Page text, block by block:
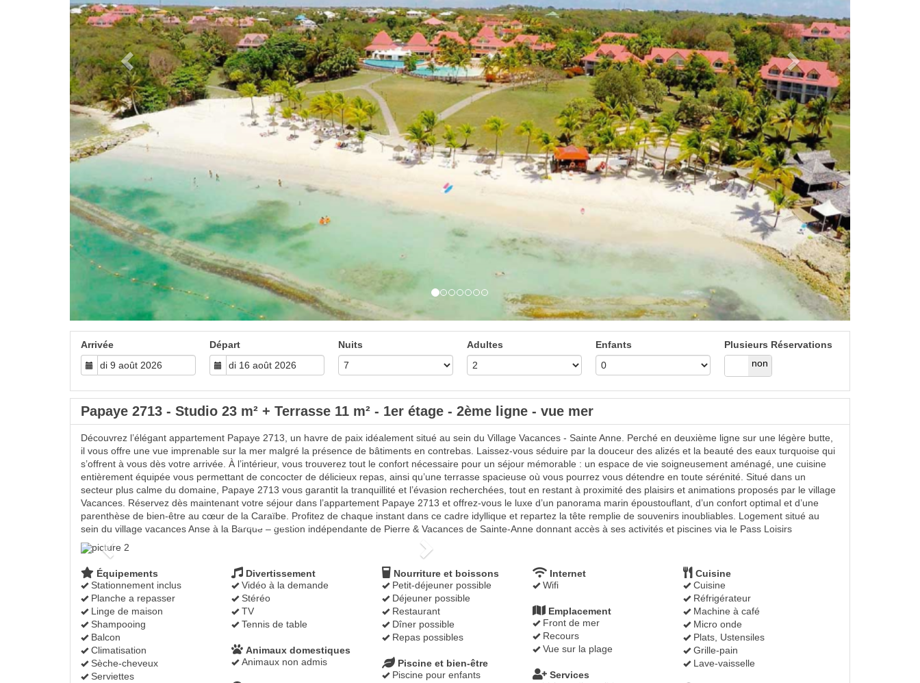
Arrivée Départ Nuits Adultes Enfants
Plusieurs Réservations
oui
non
Papaye 2713 - Studio 23 m² + Terrasse 11 m² - 1er étage - 2ème ligne - vue mer
Découvrez l’élégant appartement Papaye 2713, un havre de paix idéalement situé au sein du Village Vacances - Sainte Anne. Perché en deuxième ligne sur une légère butte,
il vous offre une vue imprenable sur la mer malgré la présence de bâtiments en contrebas. Laissez-vous séduire par la douceur des alizés et la beauté des eaux turquoise qui
s’offrent à vous dès votre arrivée. À l’intérieur, vous trouverez tout le confort nécessaire pour un séjour mémorable : un espace de vie soigneusement aménagé, une cuisine
entièrement équipée vous permettant de concocter de délicieux repas, ainsi qu’une terrasse spacieuse où vous pourrez vous détendre en toute sérénité. Situé dans un
secteur plus calme du domaine, Papaye 2713 vous garantit la tranquillité et l’évasion recherchées, tout en restant à proximité des plaisirs et animations proposés par le village
Vacances. Réservez dès maintenant votre séjour dans l’appartement Papaye 2713 et offrez-vous le luxe d’un panorama marin époustouflant, d’un confort optimal et d’une
parenthèse de bien-être au cœur de la Caraïbe. Profitez de chaque instant dans ce cadre idyllique et repartez la tête remplie de souvenirs inoubliables. Logement situé au
sein du village vacances Anse à la Barque – gestion indépendante de Pierre & Vacances de Sainte-Anne donnant accès à ses activités et piscines via le Pass Loisirs
Previous Next
Équipements
Stationnement inclus
Planche a repasser
Linge de maison
Shampooing
Balcon
Climatisation
Sèche-cheveux
Serviettes
Divertissement
Vidéo à la demande
Stéréo
TV
Tennis de table
Nourriture et boissons
Petit-déjeuner possible
Déjeuner possible
Restaurant
Dîner possible
Repas possibles
Internet
Wifi
Cuisine
Cuisine
Réfrigérateur
Machine à café
Micro onde
Plats, Ustensiles
Grille-pain
Lave-vaisselle
Emplacement
Front de mer
Recours
Vue sur la plage
Animaux domestiques
Animaux non admis
Piscine et bien-être
Piscine pour enfants
Services